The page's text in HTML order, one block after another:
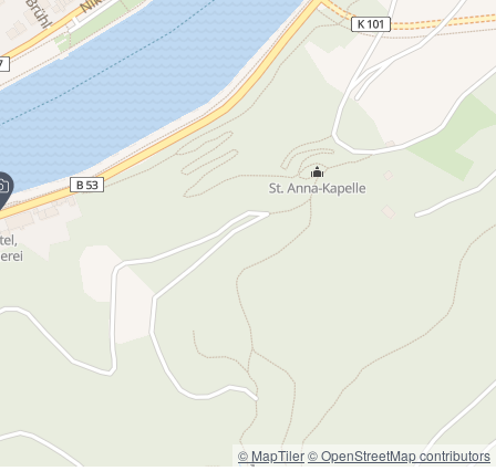
© MapTiler© OpenStreetMap contributors